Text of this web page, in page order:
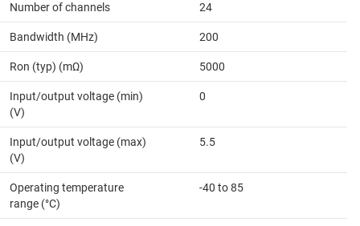
Number of channels 24
Bandwidth (MHz) 200
Ron (typ) (mΩ) 5000
Input/output voltage (min)
(V)
0
Input/output voltage (max)
(V)
5.5
Operating temperature
range (°C)
-40 to 85